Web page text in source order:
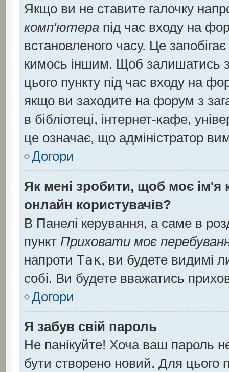
Якщо ви не ставите галочку
комп'ютерапід час входу на
встановленого часу. Це
кимось іншим. Щоб залишатись
цього пункту під час входу на
якщо ви заходите на форум з
в бібліотеці, інтернет-кафе,
це означає, що адміністратор
Догори
Як мені зробити, щоб моє ім'я
онлайн користувачів?
В Панелі керування, а саме в
пункт Приховати моє
напроти Так, ви будете видимі
собі. Ви будете вважатись
Догори
Я забув свій пароль
Не панікуйте! Хоча ваш пароль
бути створено новий. Для цього